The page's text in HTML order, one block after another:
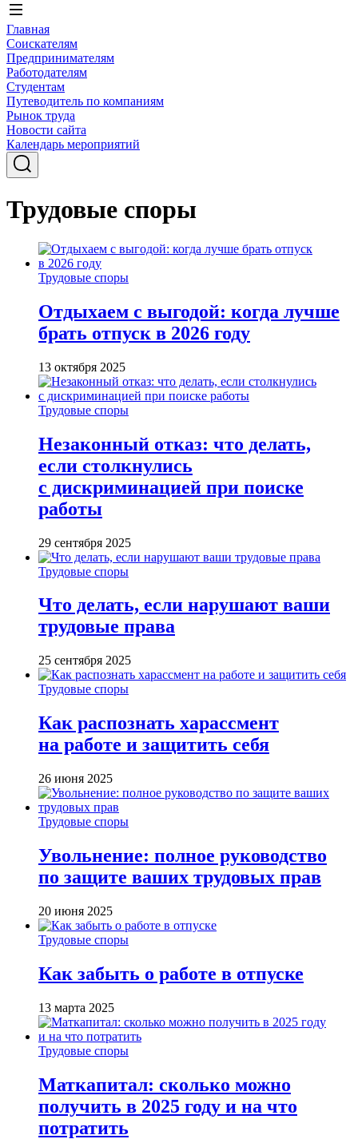
Главная
Соискателям
Предпринимателям
Работодателям
Студентам
Путеводитель по компаниям
Рынок труда
Новости сайта
Календарь мероприятий
Трудовые споры
Трудовые споры
Отдыхаем с выгодой: когда лучше
брать отпуск в 2026 году
13 октября 2025
Трудовые споры
Незаконный отказ: что делать,
если столкнулись
с дискриминацией при поиске
работы
29 сентября 2025
Трудовые споры
Что делать, если нарушают ваши
трудовые права
25 сентября 2025
Трудовые споры
Как распознать харассмент
на работе и защитить себя
26 июня 2025
Трудовые споры
Увольнение: полное руководство
по защите ваших трудовых прав
20 июня 2025
Трудовые споры
Как забыть о работе в отпуске
13 марта 2025
Трудовые споры
Маткапитал: сколько можно
получить в 2025 году и на что
потратить